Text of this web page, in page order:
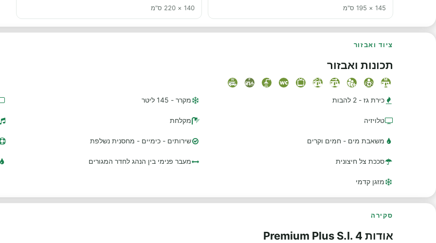
145 × 195 ס"מ 140 × 220 ס"מ
ציוד ואבזור
תכונות ואבזור
כירת גז - 2 להבות מקרר - 145 ליטר
טלויזיה מקלחת
משאבת מים - חמים וקרים שירותים - כימיים - מחסנית נשלפת
סככת צל חיצונית מעבר פנימי בין הנהג לחדר המגורים
מזגן קדמי
סקירה
אודות Premium Plus S.I. 4